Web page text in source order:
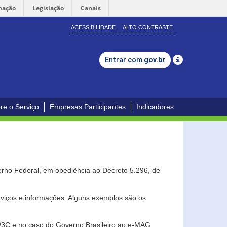
Legislação Canais
ACESSIBILIDADE ALTO CONTRASTE
Entrar com gov.br
o Serviço Empresas Participantes Indicadores
Federal, em obediência ao Decreto 5.296, de
e informações. Alguns exemplos são os
e no caso do Governo Brasileiro ao e-MAG